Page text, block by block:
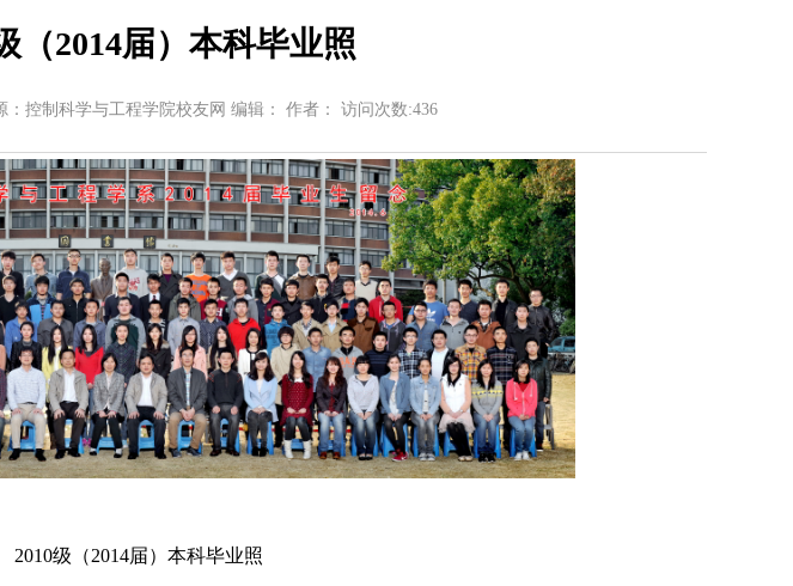
（2014届）本科毕业照
：控制科学与工程学院校友网 编辑： 作者： 访问次数:436
2010级（2014届）本科毕业照